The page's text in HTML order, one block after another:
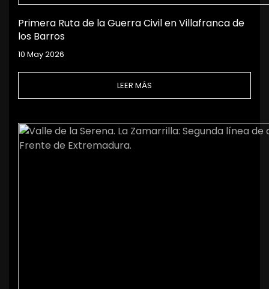
Primera Ruta de la Guerra Civil en Villafranca de
los Barros
10 May 2026
LEER MÁS